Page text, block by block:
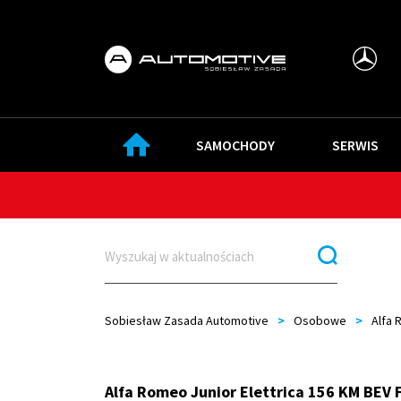
SAMOCHODY SERWIS
Sobiesław Zasada Automotive > Osobowe > Alfa
Alfa Romeo Junior Elettrica 156 KM BEV